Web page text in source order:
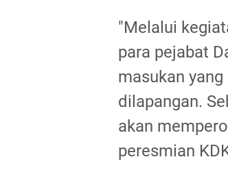
"Melalui
para pejabat
masukan
dilapangan.
akan
peresmian